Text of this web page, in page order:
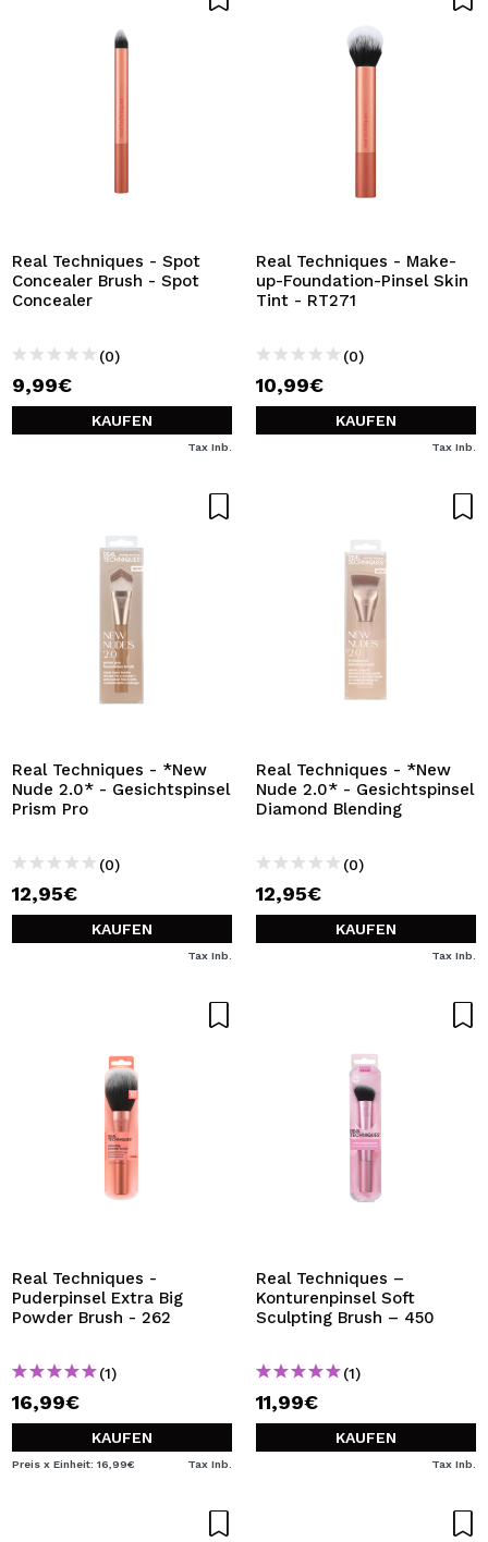
Real Techniques - Spot
Concealer Brush - Spot
Concealer
(0)
9,99€
KAUFEN
Tax Inb.
Real Techniques - Make-
up-Foundation-Pinsel Skin
Tint - RT271
(0)
10,99€
KAUFEN
Tax Inb.
Real Techniques - *New
Nude 2.0* - Gesichtspinsel
Prism Pro
(0)
12,95€
KAUFEN
Tax Inb.
Real Techniques - *New
Nude 2.0* - Gesichtspinsel
Diamond Blending
(0)
12,95€
KAUFEN
Tax Inb.
Real Techniques -
Puderpinsel Extra Big
Powder Brush - 262
(1)
16,99€
KAUFEN
Preis x Einheit: 16,99€ Tax Inb.
Real Techniques –
Konturenpinsel Soft
Sculpting Brush – 450
(1)
11,99€
KAUFEN
Tax Inb.